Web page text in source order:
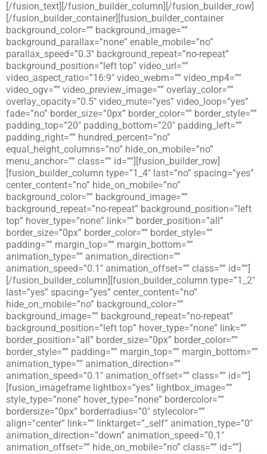
[/fusion_text][/fusion_builder_column][/fusion_builder_row]
[/fusion_builder_container][fusion_builder_container
background_color=”” background_image=””
background_parallax=”none” enable_mobile=”no”
parallax_speed=”0.3″ background_repeat=”no-repeat”
background_position=”left top” video_url=””
video_aspect_ratio=”16:9″ video_webm=”” video_mp4=””
video_ogv=”” video_preview_image=”” overlay_color=””
overlay_opacity=”0.5″ video_mute=”yes” video_loop=”yes”
fade=”no” border_size=”0px” border_color=”” border_style=””
padding_top=”20″ padding_bottom=”20″ padding_left=””
padding_right=”” hundred_percent=”no”
equal_height_columns=”no” hide_on_mobile=”no”
menu_anchor=”” class=”” id=””][fusion_builder_row]
[fusion_builder_column type=”1_4″ last=”no” spacing=”yes”
center_content=”no” hide_on_mobile=”no”
background_color=”” background_image=””
background_repeat=”no-repeat” background_position=”left
top” hover_type=”none” link=”” border_position=”all”
border_size=”0px” border_color=”” border_style=””
padding=”” margin_top=”” margin_bottom=””
animation_type=”” animation_direction=””
animation_speed=”0.1″ animation_offset=”” class=”” id=””]
[/fusion_builder_column][fusion_builder_column type=”1_2″
last=”yes” spacing=”yes” center_content=”no”
hide_on_mobile=”no” background_color=””
background_image=”” background_repeat=”no-repeat”
background_position=”left top” hover_type=”none” link=””
border_position=”all” border_size=”0px” border_color=””
border_style=”” padding=”” margin_top=”” margin_bottom=””
animation_type=”” animation_direction=””
animation_speed=”0.1″ animation_offset=”” class=”” id=””]
[fusion_imageframe lightbox=”yes” lightbox_image=””
style_type=”none” hover_type=”none” bordercolor=””
bordersize=”0px” borderradius=”0″ stylecolor=””
align=”center” link=”” linktarget=”_self” animation_type=”0″
animation_direction=”down” animation_speed=”0.1″
animation_offset=”” hide_on_mobile=”no” class=”” id=””]